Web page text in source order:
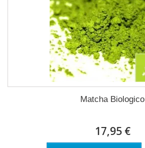
Matcha Biologico
17,95 €